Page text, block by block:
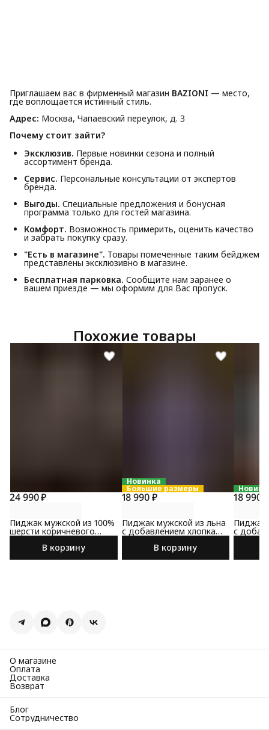
Приглашаем вас в фирменный магазин BAZIONI — место,
где воплощается истинный стиль.
Адрес: Москва, Чапаевский переулок, д. 3
Почему стоит зайти?
Эксклюзив. Первые новинки сезона и полный
ассортимент бренда.
Сервис. Персональные консультации от экспертов
бренда.
Выгоды. Специальные предложения и бонусная
программа только для гостей магазина.
Комфорт. Возможность примерить, оценить качество
и забрать покупку сразу.
"Есть в магазине". Товары помеченные таким бейджем
представлены эксклюзивно в магазине.
Бесплатная парковка. Сообщите нам заранее о
вашем приезде — мы оформим для Вас пропуск.
Похожие товары
24 990 ₽
Пиджак мужской из 100%
шерсти коричневого
В корзину
Новинка
Большие размеры
18 990 ₽
Пиджак мужской из льна
с добавлением хлопка
В корзину
18 990 ₽
Пиджак
с
О магазине
Оплата
Доставка
Возврат
Блог
Сотрудничество